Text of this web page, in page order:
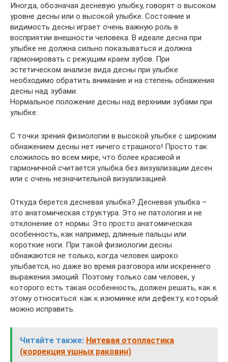
Иногда, обозначая десневую улыбку, говорят о высоком
уровне десны или о высокой улыбке. Состояние и
видимость десны играет очень важную роль в
восприятии внешности человека. В идеале десна при
улыбке не должна сильно показываться и должна
гармонировать с режущим краем зубов. При
эстетическом анализе вида десны при улыбке
необходимо обратить внимание и на степень обнажения
десны над зубами.
Нормальное положение десны над верхними зубами при
улыбке:
С точки зрения физиологии в высокой улыбке с широким
обнажением десны нет ничего страшного! Просто так
сложилось во всем мире, что более красивой и
гармоничной считается улыбка без визуализации десен
или с очень незначительной визуализацией.
Откуда берется десневая улыбка? Десневая улыбка –
это анатомическая структура. Это не патология и не
отклонение от нормы. Это просто анатомическая
особенность, как например, длинные пальцы или
короткие ноги. При такой физиологии десны
обнажаются не только, когда человек широко
улыбается, но даже во время разговора или искреннего
выражения эмоций. Поэтому только сам человек, у
которого есть такая особенность, должен решать, как к
этому относиться: как к изюминке или дефекту, который
можно исправить.
Читайте также: Нитевая отопластика
(коррекция ушных раковин)